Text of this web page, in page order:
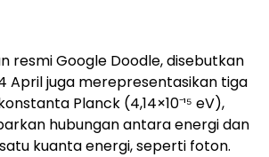
resmi Google Doodle, disebutkan
April juga merepresentasikan tiga
Planck (4,14×10⁻¹⁵ eV),
hubungan antara energi dan
kuanta energi, seperti foton.